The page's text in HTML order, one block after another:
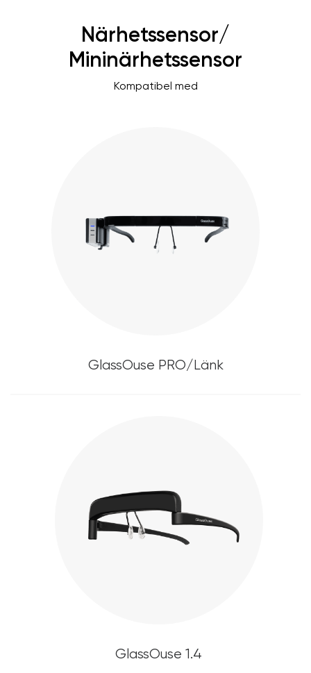
Närhetssensor/
Mininärhetssensor
Kompatibel med
GlassOuse PRO/Länk
GlassOuse 1.4